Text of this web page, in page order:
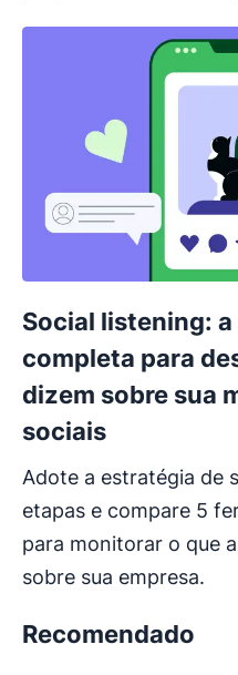
Social listening:
completa para
dizem sobre sua
sociais
Adote a estratégia de
etapas e compare 5
para monitorar o que
sobre sua empresa.
Recomendado